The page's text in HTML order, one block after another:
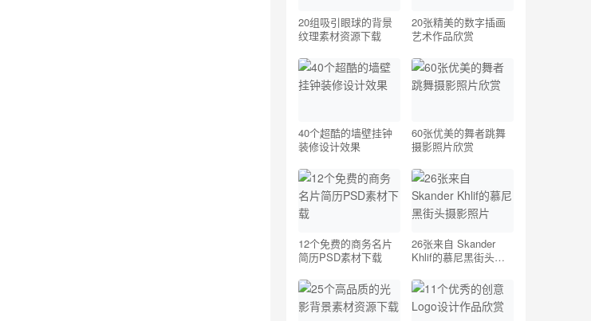
20组吸引眼球的背景
纹理素材资源下载
20张精美的数字插画
艺术作品欣赏
40个超酷的墙壁挂钟
装修设计效果
60张优美的舞者跳舞
摄影照片欣赏
12个免费的商务名片
简历PSD素材下载
26张来自 Skander
Khlif的慕尼黑街头摄